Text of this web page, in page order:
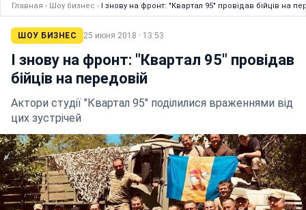
Главная › Шоу бизнес › І знову на фронт: "Квартал 95" провідав бійців на
ШОУ БИЗНЕС 25 июня 2018 · 13:53
І знову на фронт: "Квартал 95" провідав
бійців на передовій
Актори студії "Квартал 95" поділилися враженнями від
цих зустрічей